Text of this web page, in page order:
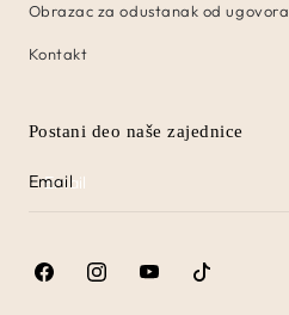
Obrazac za odustanak od ugovora
Kontakt
Postani deo naše zajednice
Email
FacebookInstagramYouTubeTikTok